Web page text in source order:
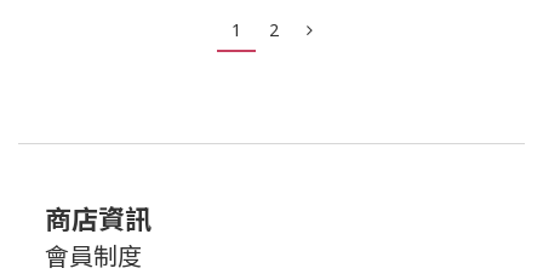
1 2
商店資訊
會員制度